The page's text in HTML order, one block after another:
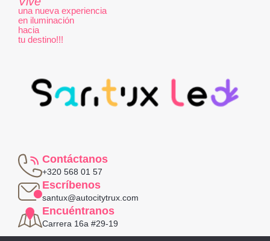
una nueva experiencia
en iluminación
hacia
tu destino!!!
Contáctanos
+320 568 01 57
Escríbenos
santux@autocitytrux.com
Encuéntranos
Carrera 16a #29-19